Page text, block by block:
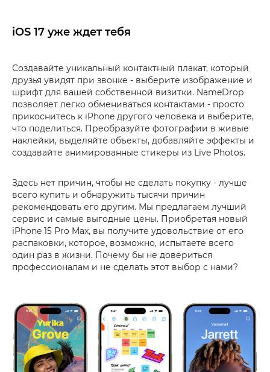
iOS 17 уже ждет тебя
Создавайте уникальный контактный плакат, который
друзья увидят при звонке - выберите изображение и
шрифт для вашей собственной визитки. NameDrop
позволяет легко обмениваться контактами - просто
прикоснитесь к iPhone другого человека и выберите,
что поделиться. Преобразуйте фотографии в живые
наклейки, выделяйте объекты, добавляйте эффекты и
создавайте анимированные стикеры из Live Photos.
Здесь нет причин, чтобы не сделать покупку - лучше
всего купить и обнаружить тысячи причин
рекомендовать его другим. Мы предлагаем лучший
сервис и самые выгодные цены. Приобретая новый
iPhone 15 Pro Max, вы получите удовольствие от его
распаковки, которое, возможно, испытаете всего
один раз в жизни. Почему бы не довериться
профессионалам и не сделать этот выбор с нами?